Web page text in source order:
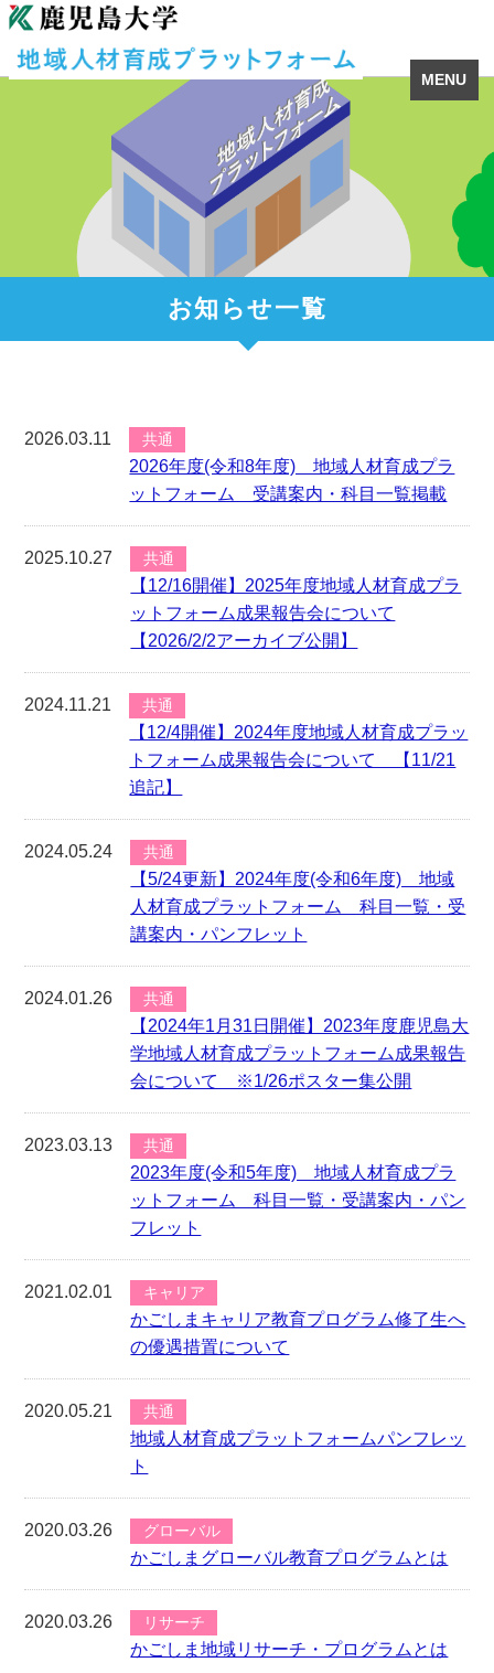
MENU
お知らせ一覧
2026.03.11 共通
2026年度(令和8年度) 地域人材育成プラ
ットフォーム 受講案内・科目一覧掲載
2025.10.27 共通
【12/16開催】2025年度地域人材育成プラ
ットフォーム成果報告会について
【2026/2/2アーカイブ公開】
2024.11.21 共通
【12/4開催】2024年度地域人材育成プラッ
トフォーム成果報告会について 【11/21
追記】
2024.05.24 共通
【5/24更新】2024年度(令和6年度) 地域
人材育成プラットフォーム 科目一覧・受
講案内・パンフレット
2024.01.26 共通
【2024年1月31日開催】2023年度鹿児島大
学地域人材育成プラットフォーム成果報告
会について ※1/26ポスター集公開
2023.03.13 共通
2023年度(令和5年度) 地域人材育成プラ
ットフォーム 科目一覧・受講案内・パン
フレット
2021.02.01 キャリア
かごしまキャリア教育プログラム修了生へ
の優遇措置について
2020.05.21 共通
地域人材育成プラットフォームパンフレッ
ト
2020.03.26 グローバル
かごしまグローバル教育プログラムとは
2020.03.26 リサーチ
かごしま地域リサーチ・プログラムとは